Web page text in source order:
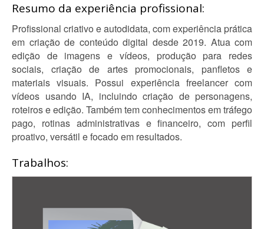
Resumo da experiência profissional:
Profissional criativo e autodidata, com experiência prática
em criação de conteúdo digital desde 2019. Atua com
edição de imagens e vídeos, produção para redes
sociais, criação de artes promocionais, panfletos e
materiais visuais. Possui experiência freelancer com
vídeos usando IA, incluindo criação de personagens,
roteiros e edição. Também tem conhecimentos em tráfego
pago, rotinas administrativas e financeiro, com perfil
proativo, versátil e focado em resultados.
Trabalhos: